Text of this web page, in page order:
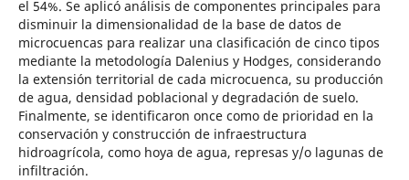
el 54%. Se aplicó análisis de componentes principales para
disminuir la dimensionalidad de la base de datos de
microcuencas para realizar una clasificación de cinco tipos
mediante la metodología Dalenius y Hodges, considerando
la extensión territorial de cada microcuenca, su producción
de agua, densidad poblacional y degradación de suelo.
Finalmente, se identificaron once como de prioridad en la
conservación y construcción de infraestructura
hidroagrícola, como hoya de agua, represas y/o lagunas de
infiltración.